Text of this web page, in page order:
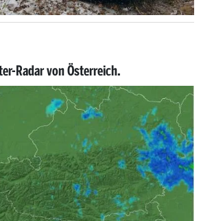
Radar von Österreich.